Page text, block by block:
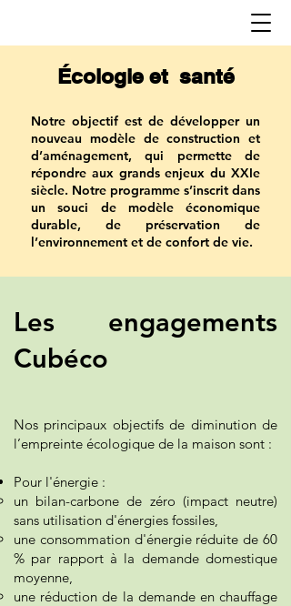
Écologie et santé
Notre objectif est de développer un
nouveau modèle de construction et
d’aménagement, qui permette de
répondre aux grands enjeux du XXIe
siècle. Notre programme s’inscrit dans
un souci de modèle économique
durable, de préservation de
l’environnement et de confort de vie.
Les engagements
Cubéco
Nos principaux objectifs de diminution de
l’empreinte écologique de la maison sont :
Pour l'énergie :
un bilan-carbone de zéro (impact neutre)
sans utilisation d'énergies fossiles,
une consommation d'énergie réduite de 60
% par rapport à la demande domestique
moyenne,
une réduction de la demande en chauffage